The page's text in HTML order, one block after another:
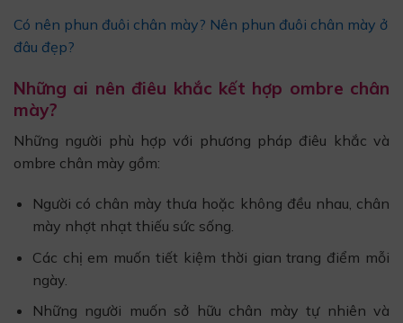
Có nên phun đuôi chân mày? Nên phun đuôi chân mày ở
đâu đẹp?
Những ai nên điêu khắc kết hợp ombre chân
mày?
Những người phù hợp với phương pháp điêu khắc và
ombre chân mày gồm:
Người có chân mày thưa hoặc không đều nhau, chân
mày nhợt nhạt thiếu sức sống.
Các chị em muốn tiết kiệm thời gian trang điểm mỗi
ngày.
Những người muốn sở hữu chân mày tự nhiên và